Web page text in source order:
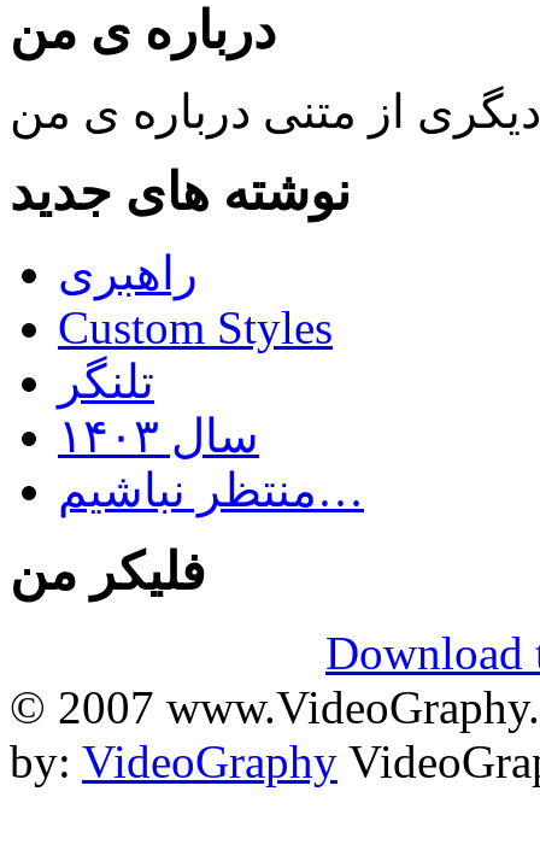
درباره ی من
نوشته های جدید
راهبری
Custom Styles
تلنگر
سال ۱۴۰۳
منتظر نباشیم…
فلیکر من
Download
© 2007
by: VideoGraphy